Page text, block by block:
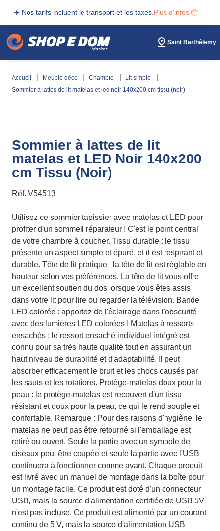
✈️ Nos tarifs incluent le transport et les taxes. Plus d'infos 📦
Saint Barthélemy
accueil meuble déco chambre
lit simple
sommier à lattes de lit matelas et led noir 140x200 cm tissu (noir)
Sommier à lattes de lit
matelas et LED Noir 140x200
cm Tissu (Noir)
Réf. V54513
Utilisez ce sommier tapissier avec matelas et LED pour
profiter d'un sommeil réparateur ! C'est le point central
de votre chambre à coucher. Tissu durable : le tissu
présente un aspect simple et épuré, et il est respirant et
durable. Tête de lit pratique : la tête de lit est réglable en
hauteur selon vos préférences. La tête de lit vous offre
un excellent soutien du dos lorsque vous êtes assis
dans votre lit pour lire ou regarder la télévision. Bande
LED colorée : apportez de l'éclairage dans l'obscurité
avec des lumières LED colorées ! Matelas à ressorts
ensachés : le ressort ensaché individuel intégré est
connu pour sa très haute qualité tout en assurant un
haut niveau de durabilité et d'adaptabilité. Il peut
absorber efficacement le bruit et les chocs causés par
les sauts et les rotations. Protège-matelas doux pour la
peau : le protège-matelas est recouvert d'un tissu
résistant et doux pour la peau, ce qui le rend souple et
confortable. Remarque : Pour des raisons d'hygiène, le
matelas ne peut pas être retourné si l'emballage est
retiré ou ouvert. Seule la partie avec un symbole de
ciseaux peut être coupée et seule la partie avec l'USB
continuera à fonctionner comme avant. Chaque produit
est livré avec un manuel de montage dans la boîte pour
un montage facile. Ce produit est doté d'un connecteur
USB, mais la source d'alimentation certifiée de USB 5V
n'est pas incluse. Ce produit est alimenté par un courant
continu de 5 V, mais la source d'alimentation USB